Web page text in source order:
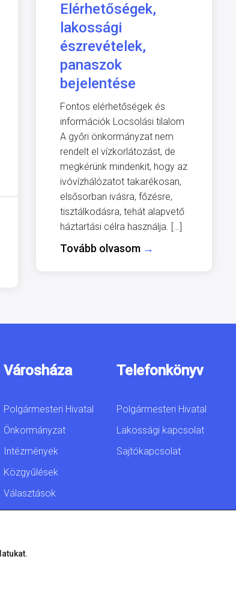
Elérhetőségek,
lakossági
észrevételek,
panaszok
bejelentése
Fontos elérhetőségek és
információk Locsolási tilalom
A győri önkormányzat nem
rendelt el vízkorlátozást, de
megkérünk mindenkit, hogy az
ivóvízhálózatot takarékosan,
elsősorban ivásra, főzésre,
tisztálkodásra, tehát alapvető
háztartási célra használja. […]
Tovább olvasom →
Városháza
Polgármesteri Hivatal
Önkormányzat
Intézmények
Közgyűlések
Választások
Telefonkönyv
Polgármesteri Hivatal
Lakossági kapcsolat
Sajtókapcsolat